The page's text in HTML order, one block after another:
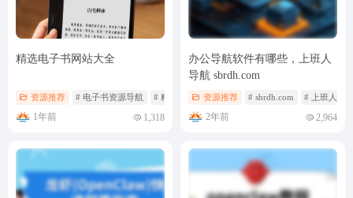
精选电子书网站大全
资源推荐 # 电子书资源导航 # 精选电子书网站大全
1年前 1,318
办公导航软件有哪些，上班人
导航 sbrdh.com
资源推荐 # sbrdh.com # 上班人导
2年前 2,964